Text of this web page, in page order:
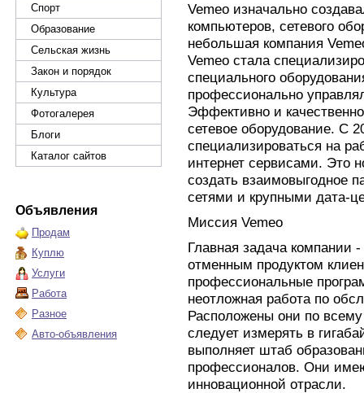
Спорт
Образование
Сельская жизнь
Закон и порядок
Культура
Фотогалерея
Блоги
Каталог сайтов
Объявления
Продам
Куплю
Услуги
Работа
Разное
Авто-объявления
Vemeo изначально
компьютеров, сетевого
небольшая компания
Vemeo стала
специального
профессионально
Эффективно и
сетевое оборудование. С
специализироваться на
интернет сервисами. Это
создать взаимовыгодное
сетями и крупными дата-
Миссия Vemeo
Главная задача компании
отменным продуктом
профессиональные
неотложная работа по
Расположены они по
следует измерять в
выполняет штаб
профессионалов. Они
инновационной отрасли.